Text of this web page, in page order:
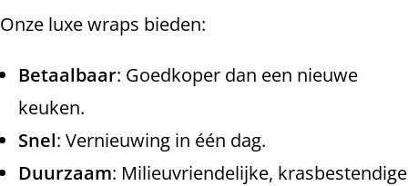
Onze luxe wraps bieden:
Betaalbaar: Goedkoper dan een nieuwe
keuken.
Snel: Vernieuwing in één dag.
Duurzaam: Milieuvriendelijke, krasbestendige